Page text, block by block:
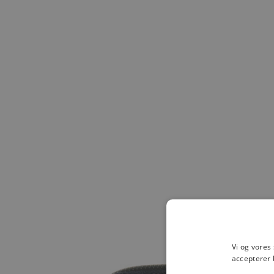
Vi og
accepterer